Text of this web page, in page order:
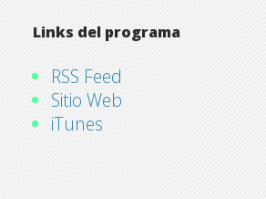
Links del programa
RSS Feed
Sitio Web
iTunes